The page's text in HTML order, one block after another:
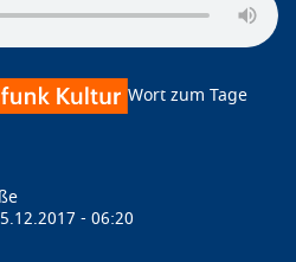
Wort zum Tage
06:20